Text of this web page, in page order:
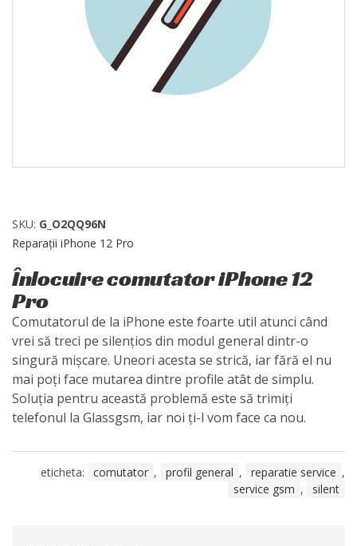
SKU: G_O2QQ96N
Reparații iPhone 12 Pro
Înlocuire comutator iPhone 12
Pro
Comutatorul de la iPhone este foarte util atunci când
vrei să treci pe silențios din modul general dintr-o
singură mișcare. Uneori acesta se strică, iar fără el nu
mai poți face mutarea dintre profile atât de simplu.
Soluția pentru această problemă este să trimiți
telefonul la Glassgsm, iar noi ți-l vom face ca nou.
eticheta: comutator , profil general , reparatie service ,
service gsm , silent